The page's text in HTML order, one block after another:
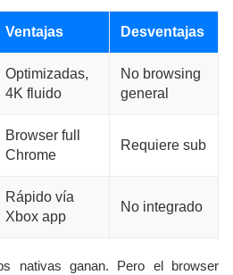
Ventajas Desventajas
Optimizadas,
4K fluido
No browsing
general
Browser full
Chrome
Requiere sub
Rápido vía
Xbox app
No integrado
nativas ganan. Pero el browser